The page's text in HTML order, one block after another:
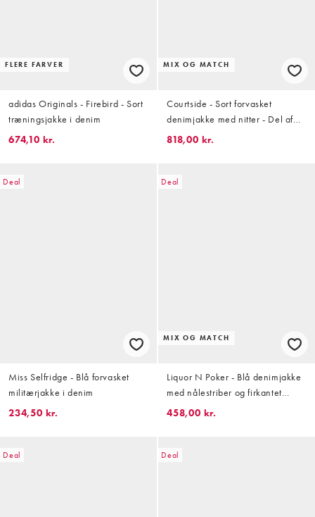
FLERE FARVER
adidas Originals - Firebird - Sort
træningsjakke i denim
674,10 kr.
MIX OG MATCH
Courtside - Sort forvasket
denimjakke med nitter - Del af
sæt
818,00 kr.
Deal
Miss Selfridge - Blå forvasket
militærjakke i denim
234,50 kr.
Deal
MIX OG MATCH
Liquor N Poker - Blå denimjakke
med nålestriber og firkantet
pasform samt broderede detaljer
458,00 kr.
Deal Deal